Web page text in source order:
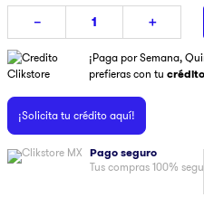
＋
－
¡Paga por Semana,
prefieras con tu
¡Solicita tu crédito aquí!
Pago seguro
Tus compras 100%
7.
xbox
8.
ninja
9.
pulsar